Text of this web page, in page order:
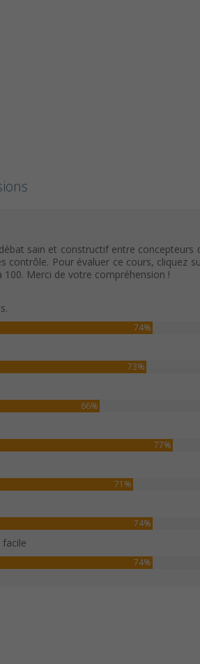
sain et constructif entre concepteurs
Pour évaluer ce cours, cliquez
Merci de votre compréhension !
74%
73%
66%
77%
71%
74%
74%